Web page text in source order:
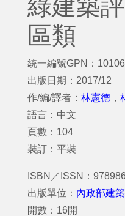
綠建築
區類
統一編號GPN：
出版日期：2017/12
作/編/譯者： 林憲德 ，
語言：中文
頁數：104
裝訂：平裝
ISBN／ISSN：
出版單位： 內政部建
開數：16開